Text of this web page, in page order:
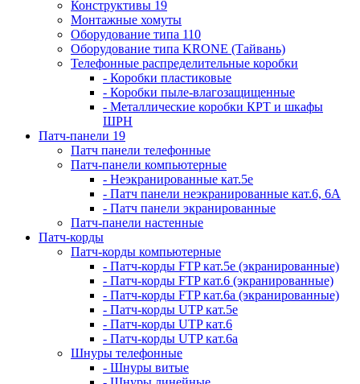
Конструктивы 19
Монтажные хомуты
Оборудование типа 110
Оборудование типа KRONE (Тайвань)
Телефонные распределительные коробки
- Коробки пластиковые
- Коробки пыле-влагозащищенные
- Металлические коробки КРТ и шкафы
ШРН
Патч-панели 19
Патч панели телефонные
Патч-панели компьютерные
- Неэкранированные кат.5е
- Патч панели неэкранированные кат.6, 6А
- Патч панели экранированные
Патч-панели настенные
Патч-корды
Патч-корды компьютерные
- Патч-корды FTP кат.5е (экранированные)
- Патч-корды FTP кат.6 (экранированные)
- Патч-корды FTP кат.6а (экранированные)
- Патч-корды UTP кат.5е
- Патч-корды UTP кат.6
- Патч-корды UTP кат.6а
Шнуры телефонные
- Шнуры витые